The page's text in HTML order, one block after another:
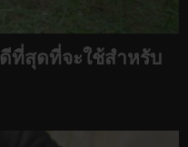
ที่สุดที่จะใช้สำหรับ